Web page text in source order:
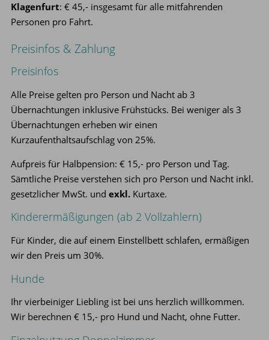
Klagenfurt: € 45,- insgesamt für alle mitfahrenden
Personen pro Fahrt.
Preisinfos & Zahlung
Preisinfos
Alle Preise gelten pro Person und Nacht ab 3
Übernachtungen inklusive Frühstücks. Bei weniger als 3
Übernachtungen erheben wir einen
Kurzaufenthaltsaufschlag von 25%.
Aufpreis für Halbpension: € 15,- pro Person und Tag.
Sämtliche Preise verstehen sich pro Person und Nacht inkl.
gesetzlicher MwSt. undexkl. Kurtaxe.
Kinderermäßigungen (ab 2 Vollzahlern)
Für Kinder, die auf einem Einstellbett schlafen, ermäßigen
wir den Preis um 30%.
Hunde
Ihr vierbeiniger Liebling ist bei uns herzlich willkommen.
Wir berechnen € 15,- pro Hund und Nacht, ohne Futter.